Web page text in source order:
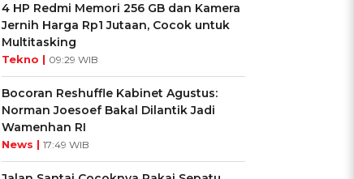
4 HP Redmi Memori 256 GB dan Kamera
Jernih Harga Rp1 Jutaan, Cocok untuk
Multitasking
Tekno | 09:29 WIB
Bocoran Reshuffle Kabinet Agustus:
Norman Joesoef Bakal Dilantik Jadi
Wamenhan RI
News | 17:49 WIB